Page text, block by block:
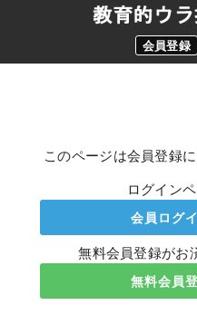
会員登録
このページは会員登録
ログイン
会員ログ
無料会員登録がお
無料会員